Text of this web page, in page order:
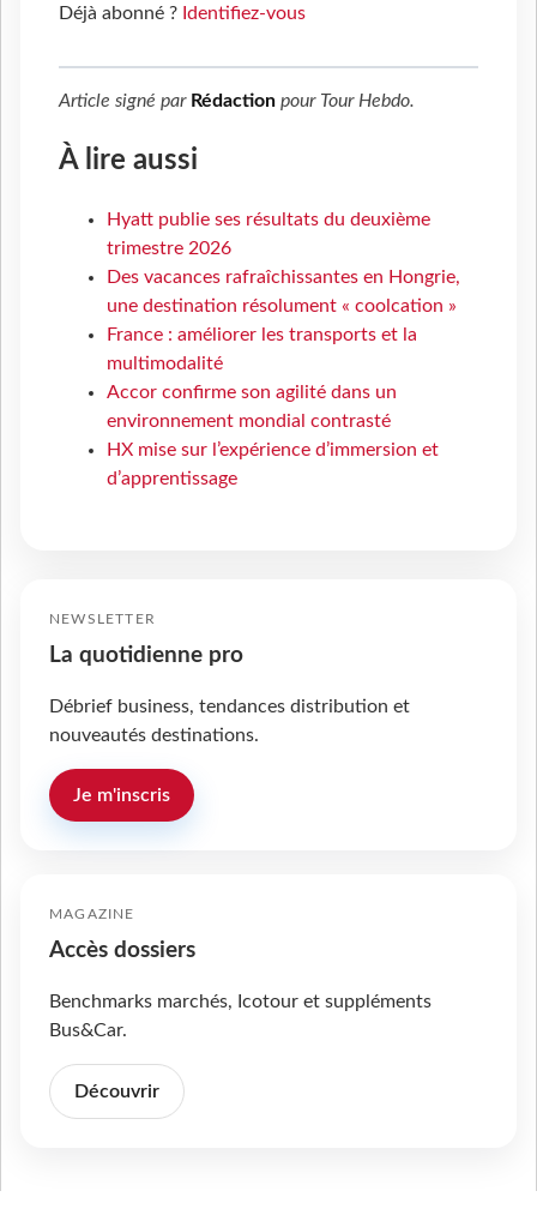
Déjà abonné ? Identifiez-vous
Article signé par Rédaction pour Tour Hebdo.
À lire aussi
Hyatt publie ses résultats du deuxième
trimestre 2026
Des vacances rafraîchissantes en Hongrie,
une destination résolument « coolcation »
France : améliorer les transports et la
multimodalité
Accor confirme son agilité dans un
environnement mondial contrasté
HX mise sur l’expérience d’immersion et
d’apprentissage
NEWSLETTER
La quotidienne pro
Débrief business, tendances distribution et
nouveautés destinations.
Je m'inscris
MAGAZINE
Accès dossiers
Benchmarks marchés, Icotour et suppléments
Bus&Car.
Découvrir